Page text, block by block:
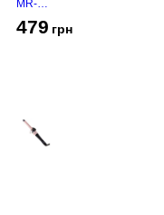
MR-
Grey
479 грн